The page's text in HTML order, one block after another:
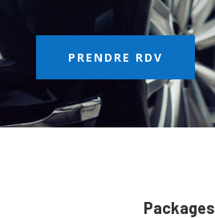
PRENDRE RDV
Packages